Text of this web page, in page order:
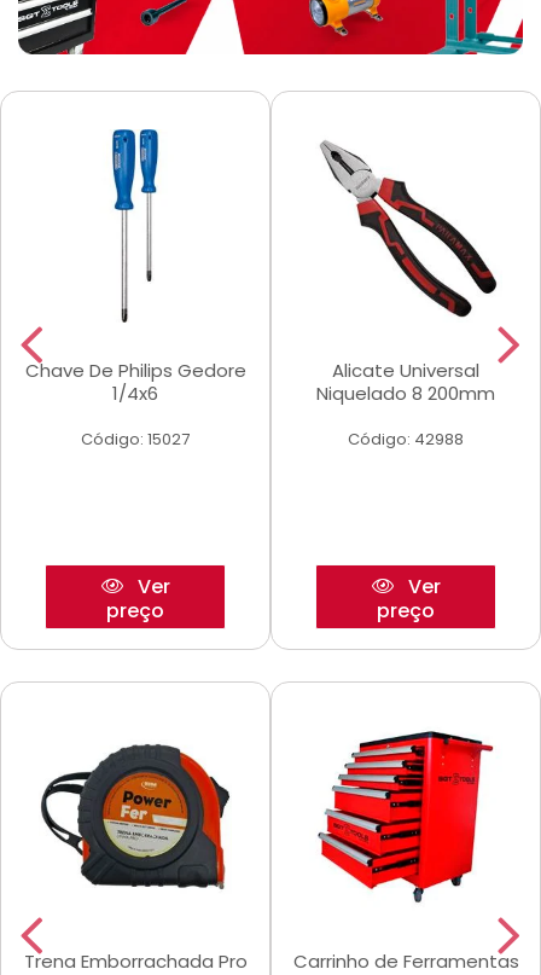
Chave De Philips Gedore
1/4x6
Código: 15027
Ver
preço
Alicate Universal
Niquelado 8 200mm
Código: 42988
Ver
preço
Trena Emborrachada Pro
Carrinho de Ferramentas